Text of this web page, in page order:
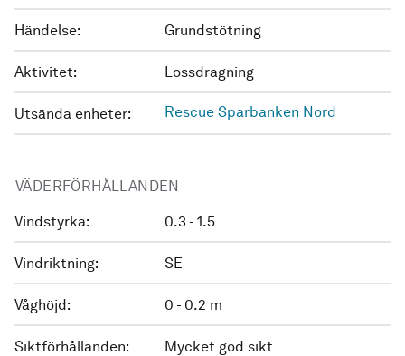
Händelse: Grundstötning
Aktivitet: Lossdragning
Utsända enheter: Rescue Sparbanken Nord
VÄDERFÖRHÅLLANDEN
Vindstyrka: 0.3 - 1.5
Vindriktning: SE
Våghöjd: 0 - 0.2 m
Siktförhållanden: Mycket god sikt